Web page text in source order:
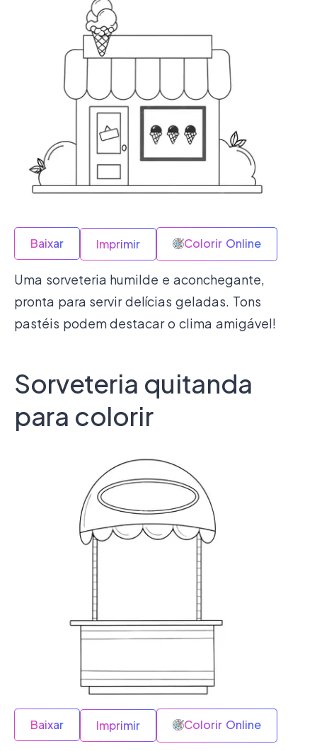
Baixar Imprimir Colorir Online
Uma sorveteria humilde e aconchegante,
pronta para servir delícias geladas. Tons
pastéis podem destacar o clima amigável!
Sorveteria quitanda
para colorir
Baixar Imprimir Colorir Online